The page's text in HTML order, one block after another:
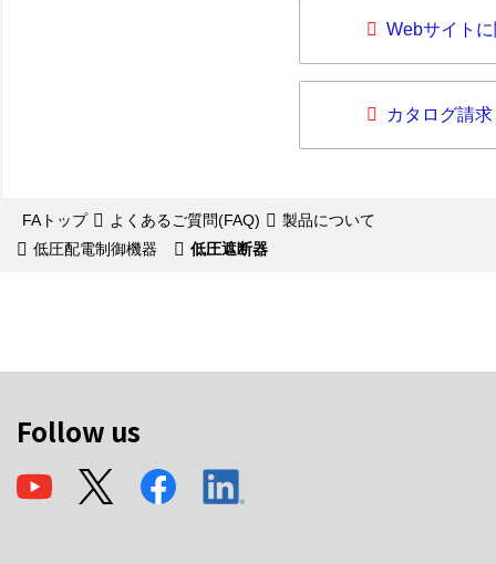
Webサイト
カタログ請求
FAトップ よくあるご質問(FAQ)
製品について
低圧配電制御機器
低圧遮断器
Follow us